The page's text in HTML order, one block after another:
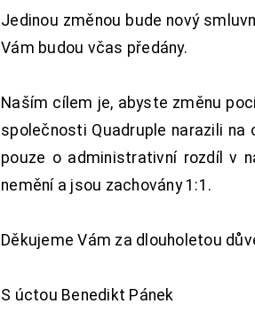
Jedinou změnou bude nový
Vám budou včas předány.
Naším cílem je, abyste změnu
společnosti Quadruple narazili
pouze o administrativní rozdíl v
nemění a jsou zachovány 1:1.
Děkujeme Vám za dlouholetou
S úctou Benedikt Pánek